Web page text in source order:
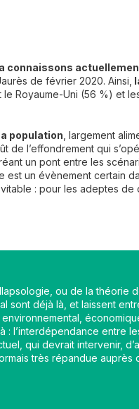
connaissons
de février 2020. Ainsi,
Royaume-Uni (56 %) et
population , largement
de l’effondrement qui
un pont entre les
est un évènement certain
: pour les adeptes de
ou de la théorie
sont déjà là, et laissent
: l’interdépendance entre
qui devrait intervenir,
très répandue auprès